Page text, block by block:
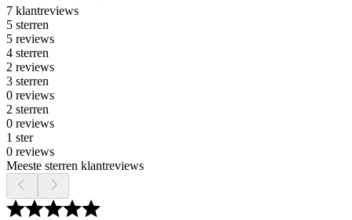
7 klantreviews
5 sterren
5 reviews
4 sterren
2 reviews
3 sterren
0 reviews
2 sterren
0 reviews
1 ster
0 reviews
Meeste sterren klantreviews